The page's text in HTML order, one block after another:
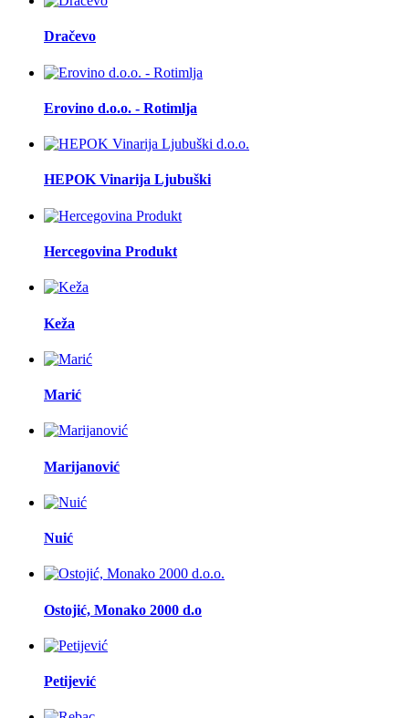
Dračevo
Erovino d.o.o. - Rotimlja
HEPOK Vinarija Ljubuški
Hercegovina Produkt
Keža
Marić
Marijanović
Nuić
Ostojić, Monako 2000 d.o
Petijević